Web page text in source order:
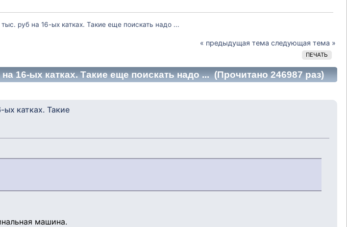
руб на 16-ых катках. Такие еще поискать надо ...
« предыдущая тема следующая тема »
ПЕЧАТЬ
16-ых катках. Такие еще поискать надо ... (Прочитано 246987 раз)
ых катках. Такие
машина.